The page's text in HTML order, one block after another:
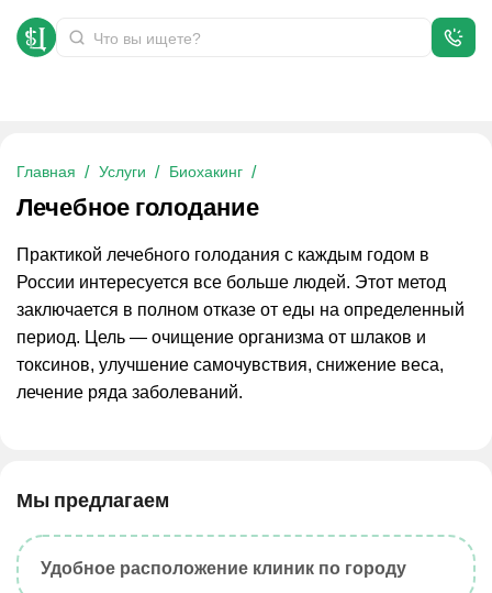
Главная Услуги Биохакинг
Лечебное голодание
Лечебное голодание
Практикой лечебного голодания с каждым годом в
России интересуется все больше людей. Этот метод
заключается в полном отказе от еды на определенный
период. Цель — очищение организма от шлаков и
токсинов, улучшение самочувствия, снижение веса,
лечение ряда заболеваний.
Мы предлагаем
Удобное расположение клиник по городу